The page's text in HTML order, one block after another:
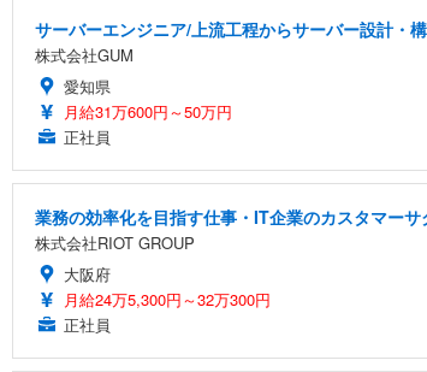
サーバーエンジニア/上流工程からサーバー設計・
株式会社GUM
愛知県
月給31万600円～50万円
正社員
業務の効率化を目指す仕事・IT企業のカスタマー
株式会社RIOT GROUP
大阪府
月給24万5,300円～32万300円
正社員